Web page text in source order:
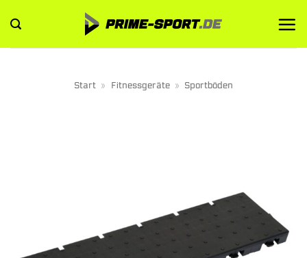
Inhalt
springen
Start » Fitnessgeräte » Sportböden